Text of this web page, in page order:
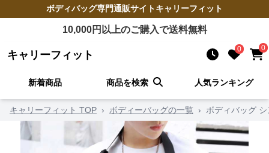
ボディバッグ専門通販サイトキャリーフィット
10,000円以上のご購入で送料無料
キャリーフィット 0 0
新着商品 商品を検索 人気ランキング
キャリーフィット TOP › ボディーバッグの一覧 › ボディバッグ